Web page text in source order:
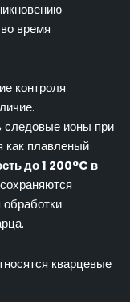
время
контроля
следовые ионы при
как плавленый
до 1 200°C в
кварцевые